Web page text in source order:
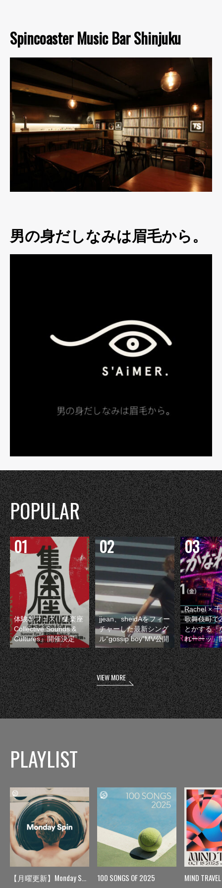
Spincoaster Music Bar Shinjuku
男の身だしなみは眉毛から。
POPULAR
体験型フェス『集楽座
Collective Sounds &
Cultures』開催決定
jjean、sheidAをフィー
チャーした最新シング
ル“gossip boy”MV公開
Rachel ×
歌舞伎町で
とかする『
れーーッ』
VIEW MORE
PLAYLIST
【月曜更新】Monday Spin 100 SONGS OF 2025 MIND TRAVEL